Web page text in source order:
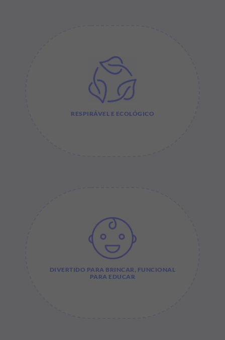
RESPIRÁVEL E ECOLÓGICO
DIVERTIDO PARA BRINCAR, FUNCIONAL
PARA EDUCAR